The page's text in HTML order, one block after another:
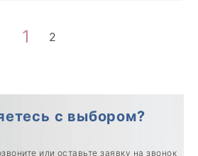
1 2
с выбором?
или оставьте заявку на звонок